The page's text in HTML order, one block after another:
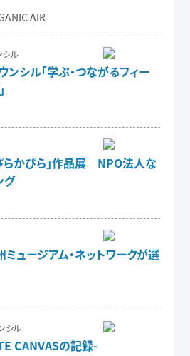
AIR
シル
シル「学ぶ・つながるフィー
らかぴら」作品展 NPO法人な
グ
ージアム・ネットワークが選
シル
CANVASの記録-